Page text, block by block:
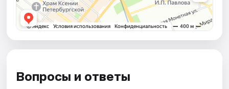
Вопросы и ответы